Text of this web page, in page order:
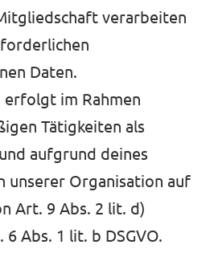
verarbeiten
Daten.
im Rahmen
Tätigkeiten als
aufgrund deines
unserer Organisation auf
Art. 9 Abs. 2 lit. d)
6 Abs. 1 lit. b DSGVO.